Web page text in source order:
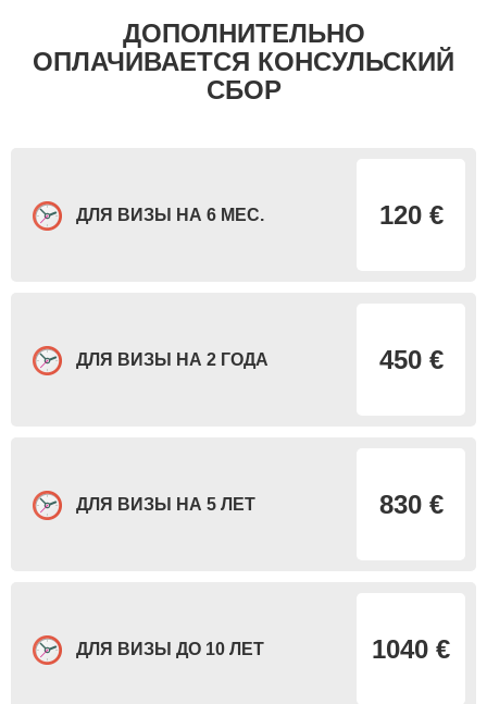
ДОПОЛНИТЕЛЬНО
ОПЛАЧИВАЕТСЯ КОНСУЛЬСКИЙ
СБОР
ДЛЯ ВИЗЫ НА 6 МЕС. 120 €
ДЛЯ ВИЗЫ НА 2 ГОДА 450 €
ДЛЯ ВИЗЫ НА 5 ЛЕТ 830 €
ДЛЯ ВИЗЫ ДО 10 ЛЕТ 1040 €